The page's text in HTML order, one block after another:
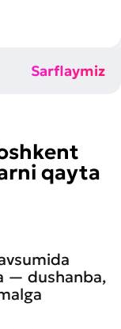
Sarflaymiz
qayta
— dushanba,